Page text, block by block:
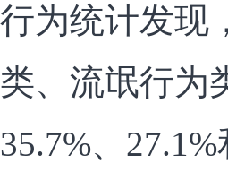
行为统计发现
类、流氓行为
35.7%、